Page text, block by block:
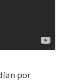
por